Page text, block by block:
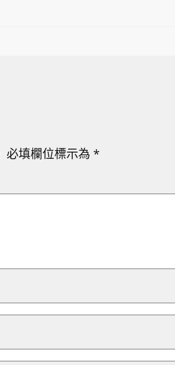
必填欄位標示為 *